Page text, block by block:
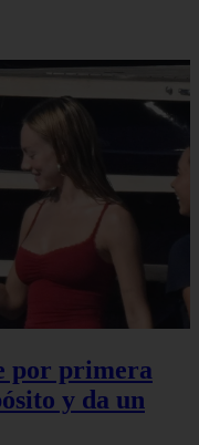
por primera
y da un